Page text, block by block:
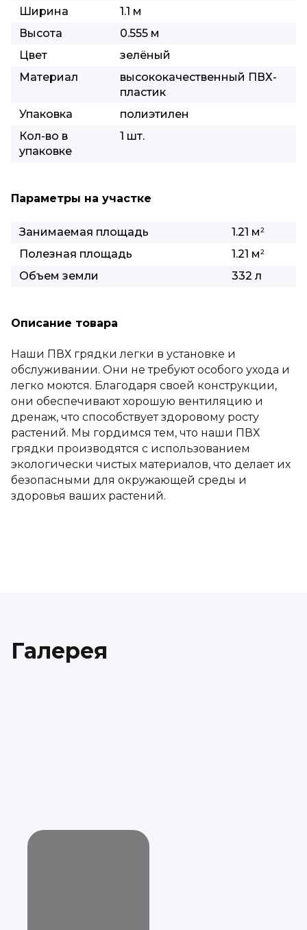
Ширина
1.1 м
Высота
0.555 м
Цвет
зелёный
Материал
высококачественный ПВХ-
пластик
Упаковка
полиэтилен
Кол-во в
упаковке
1 шт.
Параметры на участке
Занимаемая площадь 1.21 м2
Полезная площадь 1.21 м2
Объем земли 332 л
Описание товара
Наши ПВХ грядки легки в установке и
обслуживании. Они не требуют особого ухода и
легко моются. Благодаря своей конструкции,
они обеспечивают хорошую вентиляцию и
дренаж, что способствует здоровому росту
растений. Мы гордимся тем, что наши ПВХ
грядки производятся с использованием
экологически чистых материалов, что делает их
безопасными для окружающей среды и
здоровья ваших растений.
Галерея